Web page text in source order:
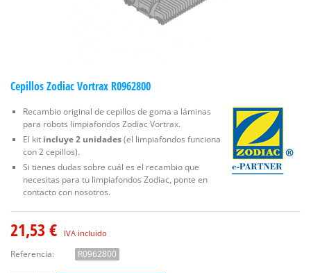
Cepillos Zodiac Vortrax R0962800
Recambio original de cepillos de goma a láminas
para robots limpiafondos Zodiac Vortrax.
El kit incluye 2 unidades(el limpiafondos funciona
con 2 cepillos).
Si tienes dudas sobre cuál es el recambio que
necesitas para tu limpiafondos Zodiac, ponte en
contacto con nosotros.
21,53 € IVA incluido
Referencia: R0962800